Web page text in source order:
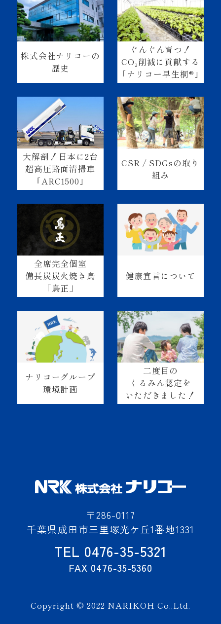
株式会社ナリコーの
歴史
ぐんぐん育つ！
CO₂削減に貢献する
｢ナリコー早生桐®｣
大解剖！日本に2台
超高圧路面清掃車
｢ARC1500｣
CSR / SDGsの取り
組み
全席完全個室
備長炭炭火焼き鳥
「鳥正」
健康宣言について
ナリコーグループ
環境計画
二度目の
くるみん認定を
いただきました！
〒286-0117
千葉県成田市三里塚光ケ丘1番地1331
TEL 0476-35-5321
FAX 0476-35-5360
Copyright © 2022 NARIKOH Co.,Ltd.